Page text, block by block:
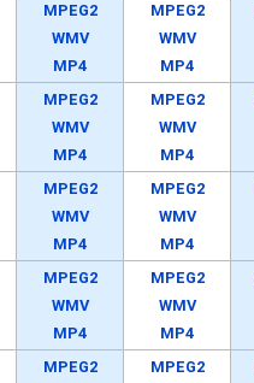
MPEG2
WMV
MP4
MPEG2
WMV
MP4
MPEG2
WMV
MP4
MPEG2
WMV
MP4
MPEG2
WMV
MP4
MPEG2
WMV
MP4
MPEG2
WMV
MP4
MPEG2
WMV
MP4
MPEG2
MPEG2